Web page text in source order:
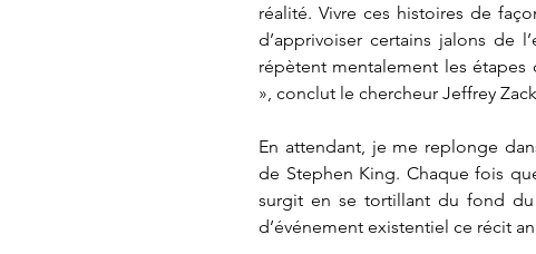
réalité. Vivre ces histoires de
d’apprivoiser certains jalons de
répètent mentalement les étapes
», conclut le chercheur Jeffrey
En attendant, je me replonge
de Stephen King. Chaque fois
surgit en se tortillant du fond
d’événement existentiel ce récit